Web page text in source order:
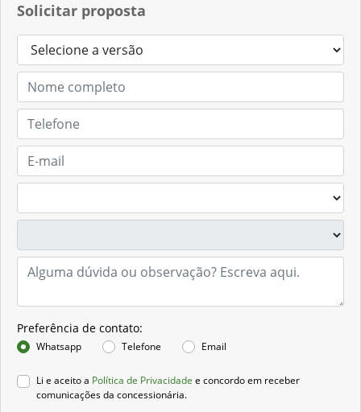
Solicitar proposta
Preferência de contato:
Whatsapp Telefone Email
Li e aceito a Política de Privacidade e concordo em receber
comunicações da concessionária.